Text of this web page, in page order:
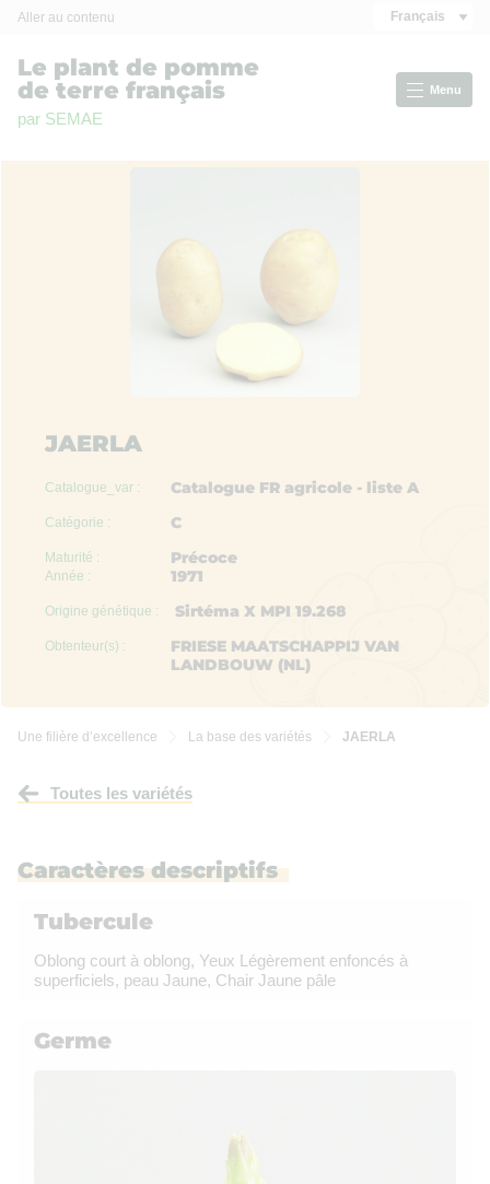
Panneau de gestion des cookies
Aller au contenu Français
Le plant de pomme
de terre français
par SEMAE
Menu
JAERLA
Catalogue_var : Catalogue FR agricole - liste A
Catégorie : C
Maturité : Précoce
Année : 1971
Origine génétique : Sirtéma X MPI 19.268
Obtenteur(s) :
FRIESE MAATSCHAPPIJ VAN
LANDBOUW (NL)
Une filière d’excellence La base des variétés JAERLA
Toutes les variétés
Caractères descriptifs
Tubercule
Oblong court à oblong, Yeux Légèrement enfoncés à
superficiels, peau Jaune, Chair Jaune pâle
Germe